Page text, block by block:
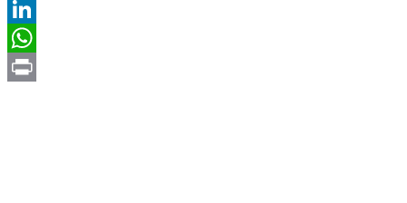
Twitter
LinkedIn
WhatsApp